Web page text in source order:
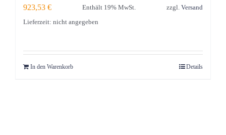
923,53 € Enthält 19% MwSt. zzgl. Versand
Lieferzeit: nicht angegeben
In den Warenkorb Details